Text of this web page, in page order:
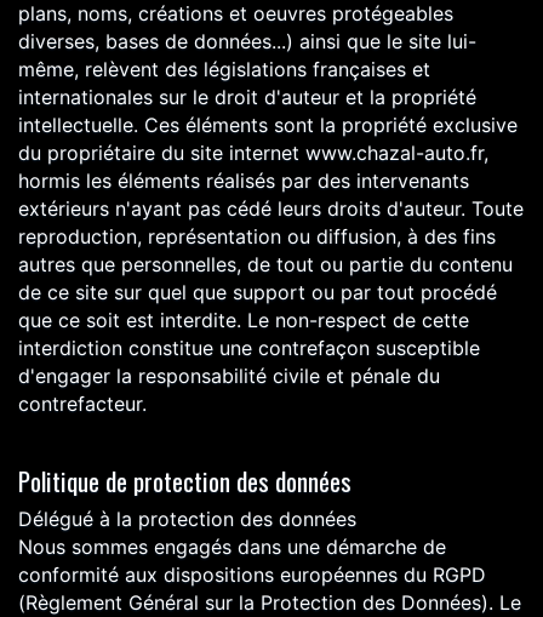
plans, noms, créations et oeuvres protégeables
diverses, bases de données...) ainsi que le site lui-
même, relèvent des législations françaises et
internationales sur le droit d'auteur et la propriété
intellectuelle. Ces éléments sont la propriété exclusive
du propriétaire du site internet www.chazal-auto.fr,
hormis les éléments réalisés par des intervenants
extérieurs n'ayant pas cédé leurs droits d'auteur. Toute
reproduction, représentation ou diffusion, à des fins
autres que personnelles, de tout ou partie du contenu
de ce site sur quel que support ou par tout procédé
que ce soit est interdite. Le non-respect de cette
interdiction constitue une contrefaçon susceptible
d'engager la responsabilité civile et pénale du
contrefacteur.
Politique de protection des données
Délégué à la protection des données
Nous sommes engagés dans une démarche de
conformité aux dispositions européennes du RGPD
(Règlement Général sur la Protection des Données). Le